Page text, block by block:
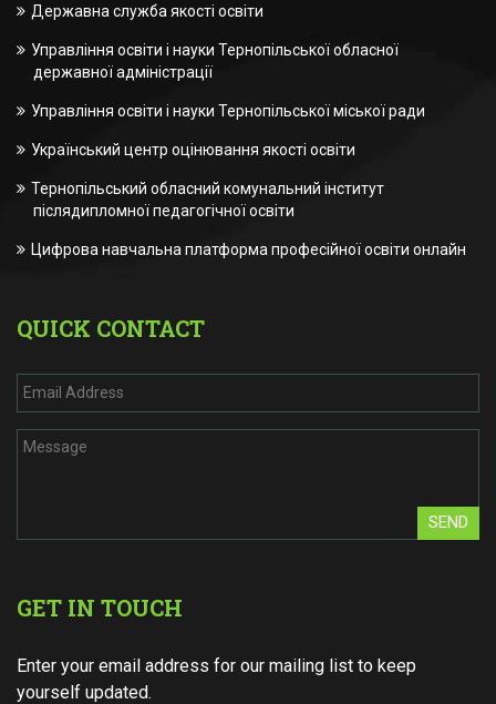
Державна служба якості освіти
Управління освіти і науки Тернопільської обласної
державної адміністрації
Управління освіти і науки Тернопільської міської ради
Український центр оцінювання якості освіти
Тернопільський обласний комунальний інститут
післядипломної педагогічної освіти
Цифрова навчальна платформа професійної освіти онлайн
QUICK CONTACT
SEND
GET IN TOUCH
Enter your email address for our mailing list to keep
yourself updated.